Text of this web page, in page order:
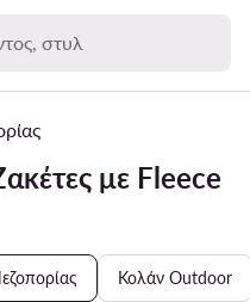
στυλ
με Fleece
Κολάν Outdoor